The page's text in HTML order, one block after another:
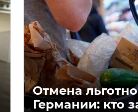
Отмена
Германии: кто